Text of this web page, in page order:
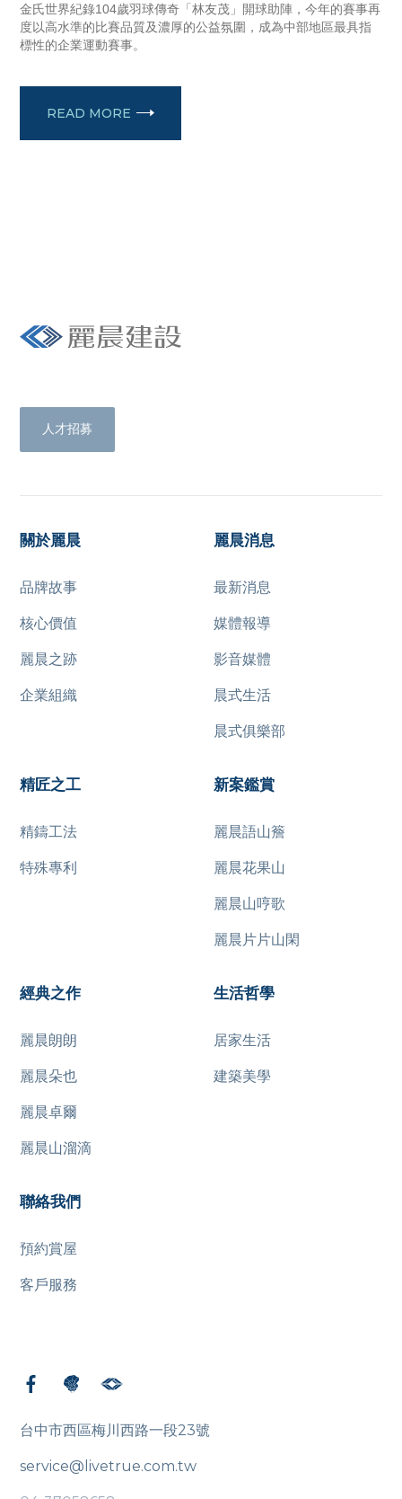
金氏世界紀錄104歲羽球傳奇「林友茂」開球助陣，今年的賽事再
度以高水準的比賽品質及濃厚的公益氛圍，成為中部地區最具指
標性的企業運動賽事。
READ MORE
人才招募
關於麗晨
品牌故事
核心價值
麗晨之跡
企業組織
麗晨消息
最新消息
媒體報導
影音媒體
晨式生活
晨式俱樂部
精匠之工
精鑄工法
特殊專利
新案鑑賞
麗晨語山簷
麗晨花果山
麗晨山哼歌
麗晨片片山閑
經典之作
麗晨朗朗
麗晨朵也
麗晨卓爾
麗晨山溜滴
生活哲學
居家生活
建築美學
聯絡我們
預約賞屋
客戶服務
台中市西區梅川西路一段23號
service@livetrue.com.tw